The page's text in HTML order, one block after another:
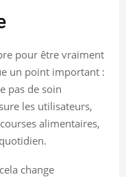
pour être vraiment
un point important :
pas de soin
les utilisateurs,
alimentaires,
change